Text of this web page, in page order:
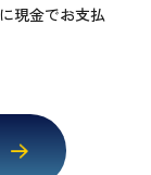
現金でお支払